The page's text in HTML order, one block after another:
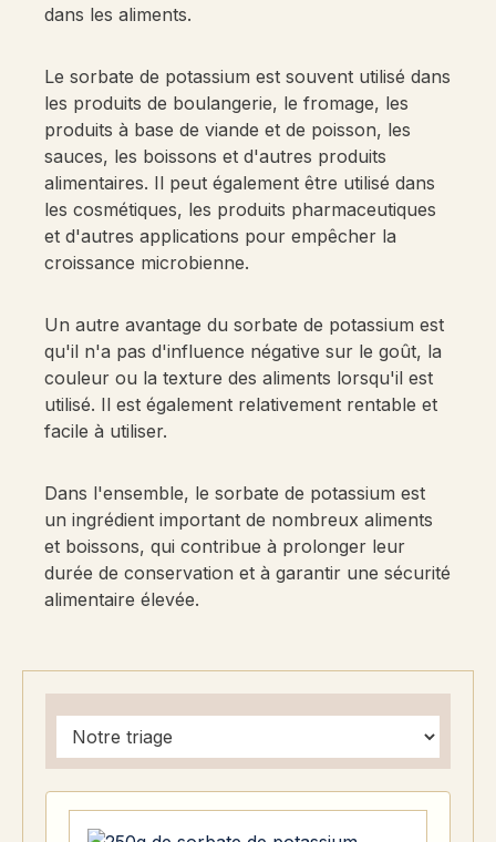
dans les aliments.
Le sorbate de potassium est souvent utilisé dans
les produits de boulangerie, le fromage, les
produits à base de viande et de poisson, les
sauces, les boissons et d'autres produits
alimentaires. Il peut également être utilisé dans
les cosmétiques, les produits pharmaceutiques
et d'autres applications pour empêcher la
croissance microbienne.
Un autre avantage du sorbate de potassium est
qu'il n'a pas d'influence négative sur le goût, la
couleur ou la texture des aliments lorsqu'il est
utilisé. Il est également relativement rentable et
facile à utiliser.
Dans l'ensemble, le sorbate de potassium est
un ingrédient important de nombreux aliments
et boissons, qui contribue à prolonger leur
durée de conservation et à garantir une sécurité
alimentaire élevée.